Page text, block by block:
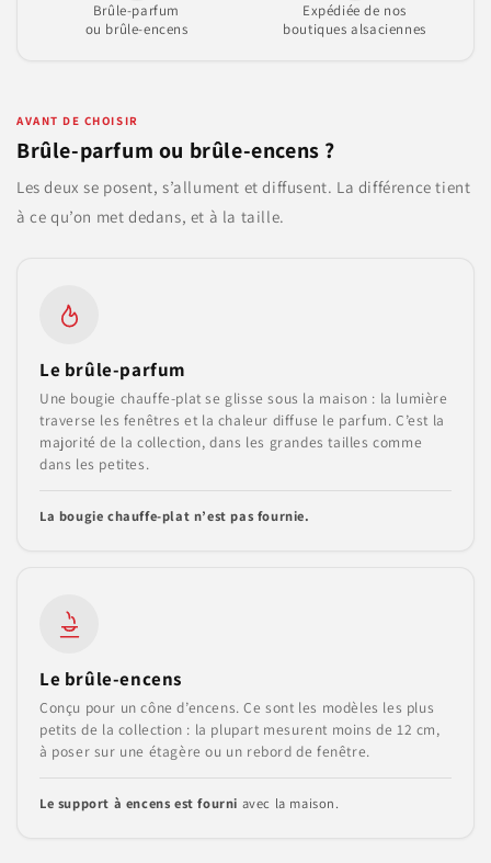
Brûle-parfum
ou brûle-encens
Expédiée de nos
boutiques alsaciennes
AVANT DE CHOISIR
Brûle-parfum ou brûle-encens ?
Les deux se posent, s’allument et diffusent. La différence tient
à ce qu’on met dedans, et à la taille.
Le brûle-parfum
Une bougie chauffe-plat se glisse sous la maison : la lumière
traverse les fenêtres et la chaleur diffuse le parfum. C’est la
majorité de la collection, dans les grandes tailles comme
dans les petites.
La bougie chauffe-plat n’est pas fournie.
Le brûle-encens
Conçu pour un cône d’encens. Ce sont les modèles les plus
petits de la collection : la plupart mesurent moins de 12 cm,
à poser sur une étagère ou un rebord de fenêtre.
Le support à encens est fourni avec la maison.